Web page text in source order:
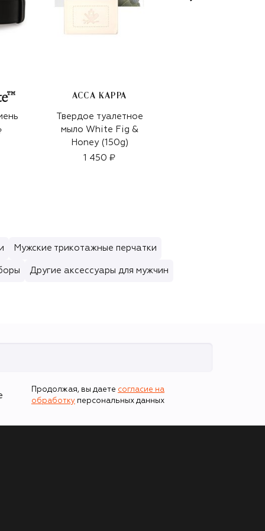
ACCA KAPPA
Твердое туалетное
мыло White Fig &
Honey (150g)
1 450 ₽
Мужские трикотажные перчатки
Другие аксессуары для мужчин
Продолжая, вы даете согласие на
обработку персональных данных